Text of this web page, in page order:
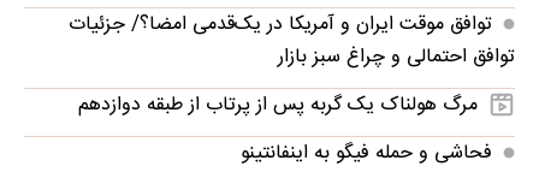
توافق موقت ایران و آمریکا در یک‌قدمی امضا؟/ جزئیات
توافق احتمالی و چراغ سبز بازار
مرگ هولناک یک گربه پس از پرتاب از طبقه دوازدهم
فحاشی و حمله فیگو به اینفانتینو